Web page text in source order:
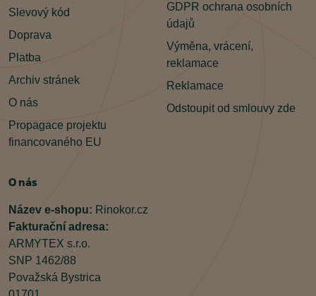
Slevový kód
Doprava
Platba
Archiv stránek
O nás
Propagace projektu
financovaného EU
GDPR ochrana osobních
údajů
Výměna, vrácení,
reklamace
Reklamace
Odstoupit od smlouvy zde
O nás
Název e-shopu: Rinokor.cz
Fakturační adresa:
ARMYTEX s.r.o.
SNP 1462/88
Považská Bystrica